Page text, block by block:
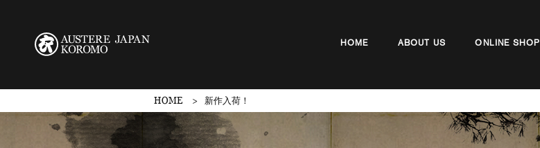
HOME ABOUT US ONLINE SHOP
HOME 新作入荷！